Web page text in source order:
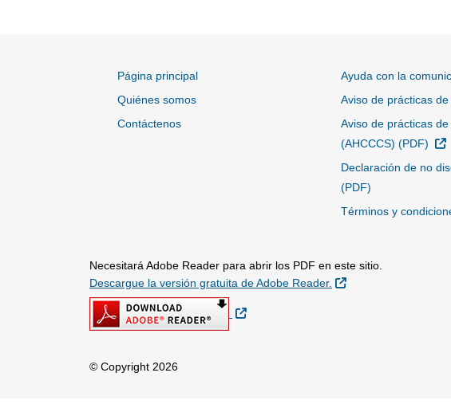
Página principal
Quiénes somos
Contáctenos
Ayuda con la
Aviso de prácticas
Aviso de prácticas
(AHCCCS) (PDF)
Declaración de no
(PDF)
Términos y
Necesitará Adobe Reader para abrir los PDF en este sitio.
Descargue la versión gratuita de Adobe Reader.
Sitio Externo
Sitio Externo
© Copyright 2026